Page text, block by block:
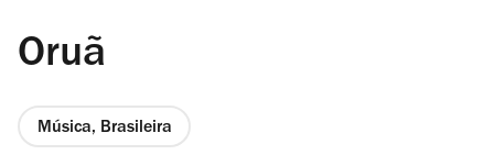
Oruã
Música, Brasileira